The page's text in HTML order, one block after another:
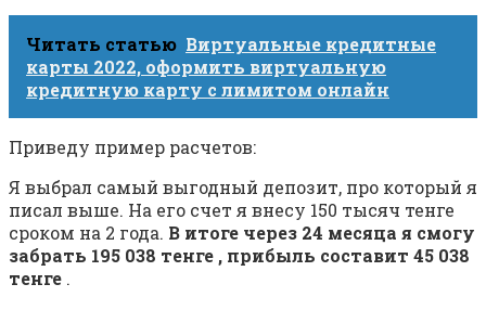
Читать статью Виртуальные кредитные
карты 2022, оформить виртуальную
кредитную карту с лимитом онлайн
Приведу пример расчетов:
Я выбрал самый выгодный депозит, про который я
писал выше. На его счет я внесу 150 тысяч тенге
сроком на 2 года. В итоге через 24 месяца я смогу
забрать 195 038 тенге , прибыль составит 45 038
тенге .